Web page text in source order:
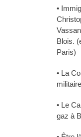
•
Blois.
Paris)
• La
• Le
gaz à